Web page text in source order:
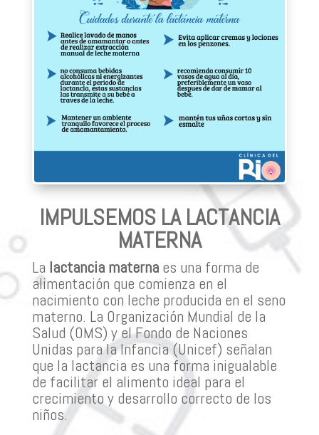
IMPULSEMOS LA LACTANCIA
MATERNA
La lactancia maternaes una forma de
alimentación que comienza en el
nacimiento con leche producida en el seno
materno. La Organización Mundial de la
Salud (OMS) y el Fondo de Naciones
Unidas para la Infancia (Unicef) señalan
que la lactancia es una forma inigualable
de facilitar el alimento ideal para el
crecimiento y desarrollo correcto de los
niños.